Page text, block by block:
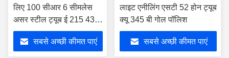
लिए 100 सीआर 6 सीमलेस
असर स्टील ट्यूब ई 215 430
एमपीए
सबसे अच्छी कीमत पाएं
लाइट एनीलिंग एसटी 52 होन ट्यूब
क्यू 345 बी गोल पॉलिश
सबसे अच्छी कीमत पाएं